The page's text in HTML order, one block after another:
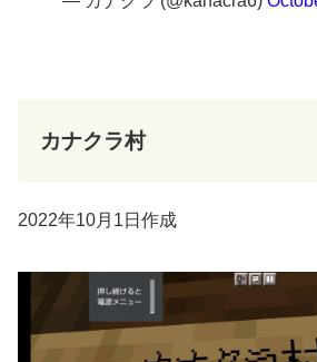
カナクラ村
2022年10月1日作成